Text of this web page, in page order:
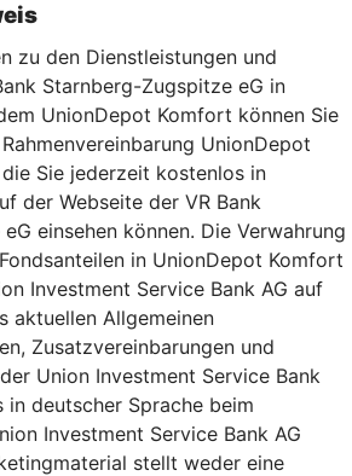
zu den Dienstleistungen und
Starnberg-Zugspitze eG in
UnionDepot Komfort können Sie
UnionDepot
Sie jederzeit kostenlos in
der Webseite der VR Bank
einsehen können. Die Verwahrung
in UnionDepot Komfort
Investment Service Bank AG auf
aktuellen Allgemeinen
Zusatzvereinbarungen und
Union Investment Service Bank
in deutscher Sprache beim
Investment Service Bank AG
stellt weder eine